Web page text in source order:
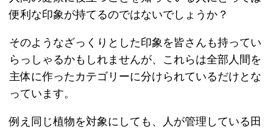
便利な印象が持てるのではないでしょうか？
そのようなざっくりとした印象を皆さんも持ってい
らっしゃるかもしれませんが、これらは全部人間を
主体に作ったカテゴリーに分けられているだけとな
っています。
例え同じ植物を対象にしても、人が管理している田